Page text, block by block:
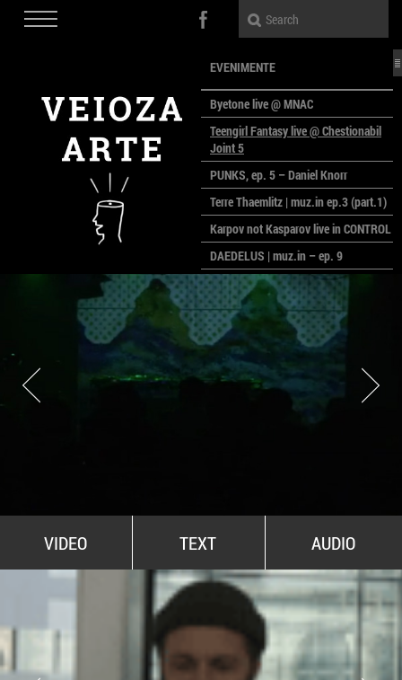
EVENIMENTE
Byetone live @ MNAC
Teengirl Fantasy live @ Chestionabil
Joint 5
PUNKS, ep. 5 – Daniel Knorr
Terre Thaemlitz | muz.in ep.3 (part.1)
Karpov not Kasparov live in CONTROL
DAEDELUS | muz.in – ep. 9
LALELE, LALELE – prima premieră a
anului la MACAZ
CinePOLSKA – filme poloneze la
București
PEOPLE OF ROMANIA se lansează la
galeria Simeza
All Stars For Outernational
VIDEO TEXT AUDIO